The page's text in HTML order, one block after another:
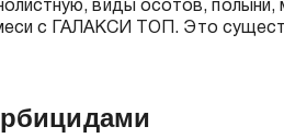
виды осотов, полыни,
с ГАЛАКСИ ТОП. Это